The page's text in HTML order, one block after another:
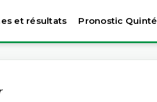
et résultats Pronostic Quinté